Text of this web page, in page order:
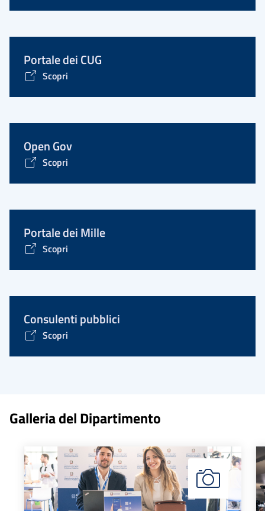
Portale dei CUG
Scopri
Open Gov
Scopri
Portale dei Mille
Scopri
Consulenti pubblici
Scopri
Galleria del Dipartimento